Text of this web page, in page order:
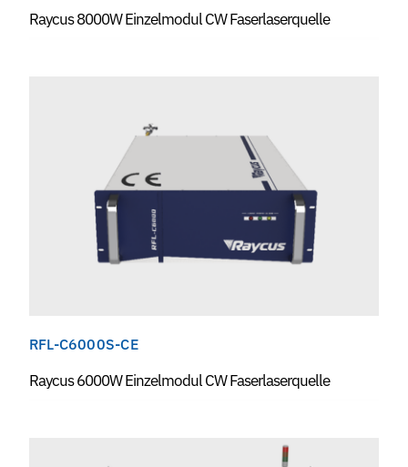
Raycus 8000W Einzelmodul CW Faserlaserquelle
RFL-C6000S-CE
Raycus 6000W Einzelmodul CW Faserlaserquelle